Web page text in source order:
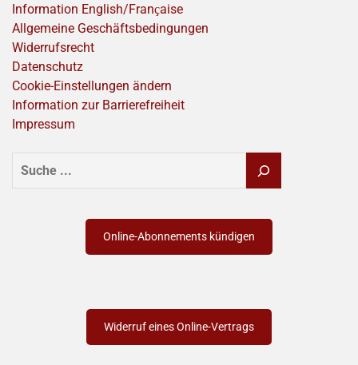
Information English/Franҫaise
Allgemeine Geschäftsbedingungen
Widerrufsrecht
Datenschutz
Cookie-Einstellungen ändern
Information zur Barrierefreiheit
Impressum
SUCHEN
Online-Abonnements kündigen
Widerruf eines Online-Vertrags